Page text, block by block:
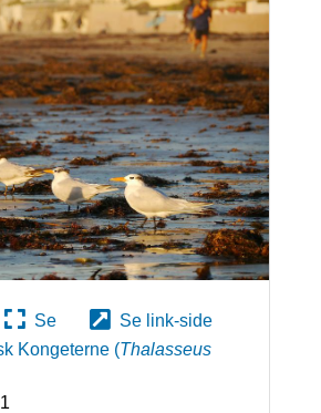
Se
Se link-side
Kongeterne (Thalasseus